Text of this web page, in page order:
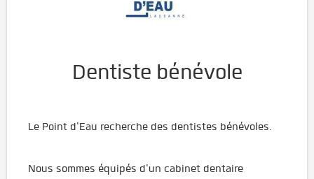
Dentiste bénévole
Le Point d'Eau recherche des dentistes bénévoles.
Nous sommes équipés d'un cabinet dentaire